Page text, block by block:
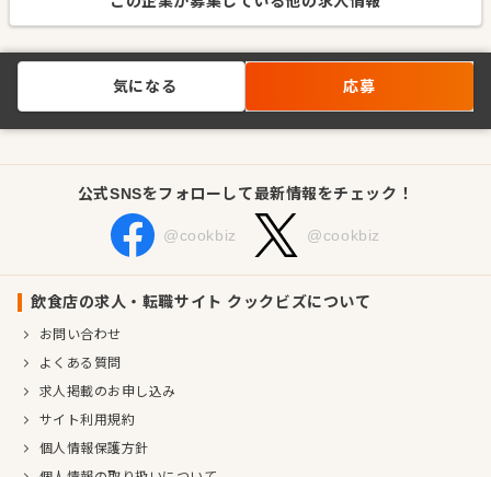
気になる 応募
公式SNSをフォローして最新情報をチェック！
@cookbiz @cookbiz
飲食店の求人・転職サイト クックビズについて
お問い合わせ
よくある質問
求人掲載のお申し込み
サイト利用規約
個人情報保護方針